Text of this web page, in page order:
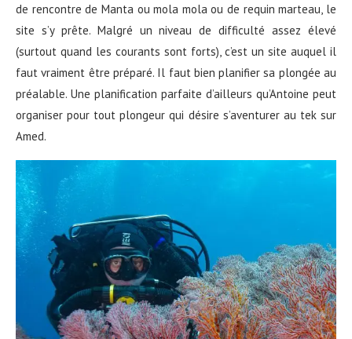
de rencontre de Manta ou mola mola ou de requin marteau, le
site s’y prête. Malgré un niveau de difficulté assez élevé
(surtout quand les courants sont forts), c’est un site auquel il
faut vraiment être préparé. Il faut bien planifier sa plongée au
préalable. Une planification parfaite d’ailleurs qu’Antoine peut
organiser pour tout plongeur qui désire s’aventurer au tek sur
Amed.